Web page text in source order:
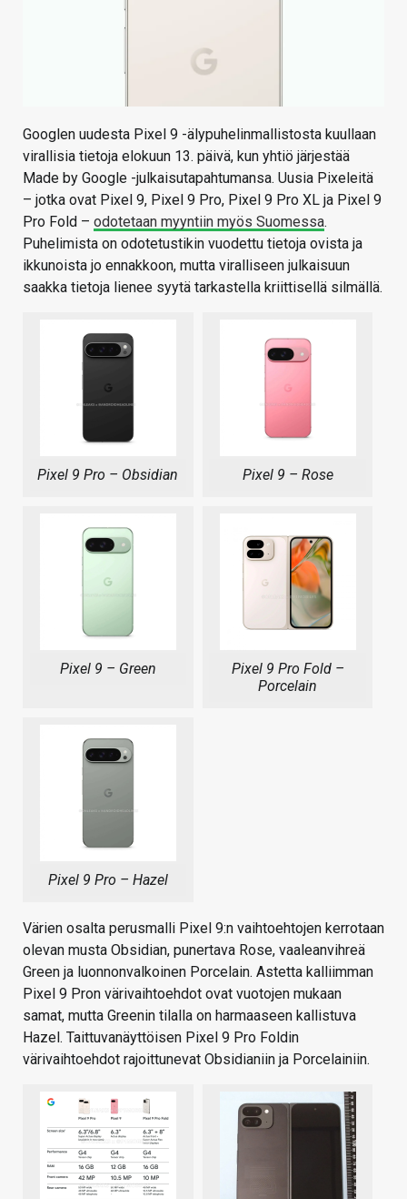
Googlen uudesta Pixel 9 -älypuhelinmallistosta kuullaan
virallisia tietoja elokuun 13. päivä, kun yhtiö järjestää
Made by Google -julkaisutapahtumansa. Uusia Pixeleitä
– jotka ovat Pixel 9, Pixel 9 Pro, Pixel 9 Pro XL ja Pixel 9
Pro Fold – odotetaan myyntiin myös Suomessa.
Puhelimista on odotetustikin vuodettu tietoja ovista ja
ikkunoista jo ennakkoon, mutta viralliseen julkaisuun
saakka tietoja lienee syytä tarkastella kriittisellä silmällä.
Pixel 9 Pro – Obsidian Pixel 9 – Rose
Pixel 9 – Green
Pixel 9 Pro Fold –
Porcelain
Pixel 9 Pro – Hazel
Värien osalta perusmalli Pixel 9:n vaihtoehtojen kerrotaan
olevan musta Obsidian, punertava Rose, vaaleanvihreä
Green ja luonnonvalkoinen Porcelain. Astetta kalliimman
Pixel 9 Pron värivaihtoehdot ovat vuotojen mukaan
samat, mutta Greenin tilalla on harmaaseen kallistuva
Hazel. Taittuvanäyttöisen Pixel 9 Pro Foldin
värivaihtoehdot rajoittunevat Obsidianiin ja Porcelainiin.